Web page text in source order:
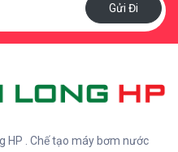
Gửi Đi
HP . Chế tạo máy bơm nước